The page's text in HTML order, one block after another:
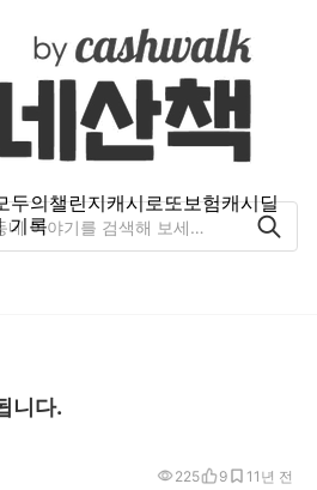
두의챌린지캐시로또보험캐시딜
기록
니다.
1년 전
225 9 1